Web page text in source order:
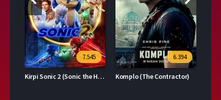
7.545
Kirpi Sonic 2 (Sonic the Hedgehog 2)
6.394
Komplo (The Contractor)